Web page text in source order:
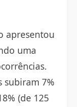
apresentou
uma
subiram 7%
(de 125